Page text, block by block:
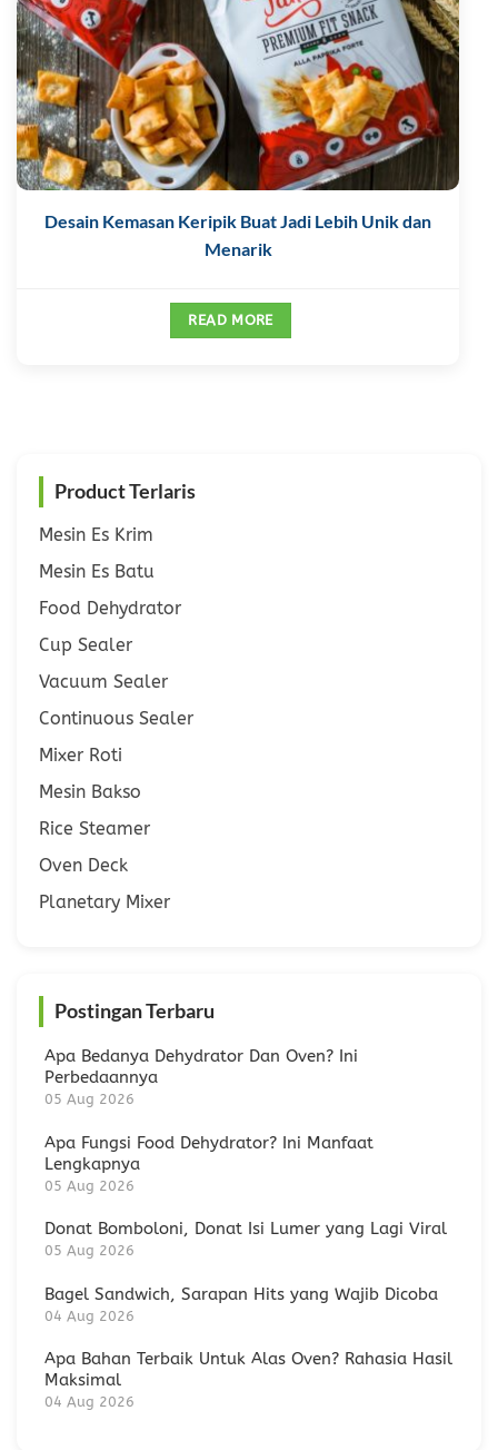
Desain Kemasan Keripik Buat Jadi Lebih Unik dan
Menarik
READ MORE
Product Terlaris
Mesin Es Krim
Mesin Es Batu
Food Dehydrator
Cup Sealer
Vacuum Sealer
Continuous Sealer
Mixer Roti
Mesin Bakso
Rice Steamer
Oven Deck
Planetary Mixer
Postingan Terbaru
Apa Bedanya Dehydrator Dan Oven? Ini
Perbedaannya
05 Aug 2026
Apa Fungsi Food Dehydrator? Ini Manfaat
Lengkapnya
05 Aug 2026
Donat Bomboloni, Donat Isi Lumer yang Lagi Viral
05 Aug 2026
Bagel Sandwich, Sarapan Hits yang Wajib Dicoba
04 Aug 2026
Apa Bahan Terbaik Untuk Alas Oven? Rahasia Hasil
Maksimal
04 Aug 2026